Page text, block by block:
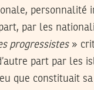
personnalité
par les
progressistes»
part par les
que constituait